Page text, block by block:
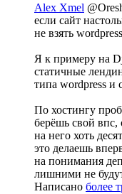
Alex Xmel
если сайт
не взять
Я к примеру на
статичные
типа wordpress и
По хостингу
берёшь свой впс,
на него хоть
это делаешь
на понимания
лишними не
Написано более